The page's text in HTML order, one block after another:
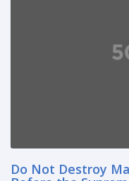
Do Not Destroy